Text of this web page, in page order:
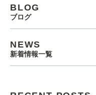
BLOG
ブログ
NEWS
新着情報一覧